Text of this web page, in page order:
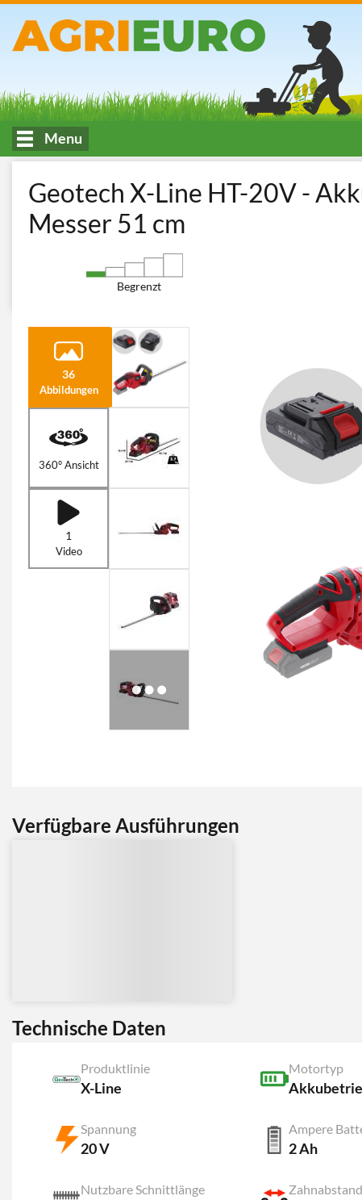
Menu
Geotech X-Line HT-20V -
Messer 51 cm
Begrenzt
36
Abbildungen
360° Ansicht
1
Video
Verfügbare Ausführungen
Technische Daten
Produktlinie
X-Line
Motortyp
Spannung
20 V
Ampere
2 Ah
Nutzbare Schnittlänge Zahnabstand